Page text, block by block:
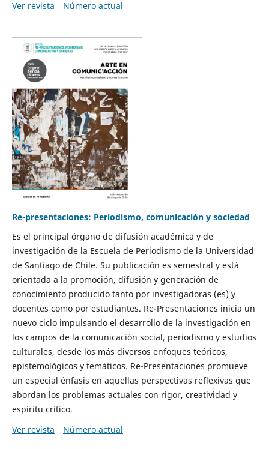
Ver revista
Número actual
Re-presentaciones: Periodismo, comunicación y sociedad
Es el principal órgano de difusión académica y de
investigación de la Escuela de Periodismo de la Universidad
de Santiago de Chile. Su publicación es semestral y está
orientada a la promoción, difusión y generación de
conocimiento producido tanto por investigadoras (es) y
docentes como por estudiantes. Re-Presentaciones inicia un
nuevo ciclo impulsando el desarrollo de la investigación en
los campos de la comunicación social, periodismo y estudios
culturales, desde los más diversos enfoques teóricos,
epistemológicos y temáticos. Re-Presentaciones promueve
un especial énfasis en aquellas perspectivas reflexivas que
abordan los problemas actuales con rigor, creatividad y
espíritu crítico.
Ver revista
Número actual